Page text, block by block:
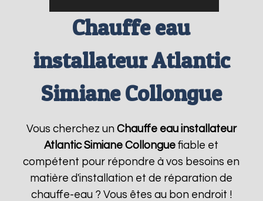
Chauffe eau
installateur Atlantic
Simiane Collongue
Vous cherchez un Chauffe eau installateur
Atlantic Simiane Collongue fiable et
compétent pour répondre à vos besoins en
matière d'installation et de réparation de
chauffe-eau ? Vous êtes au bon endroit !